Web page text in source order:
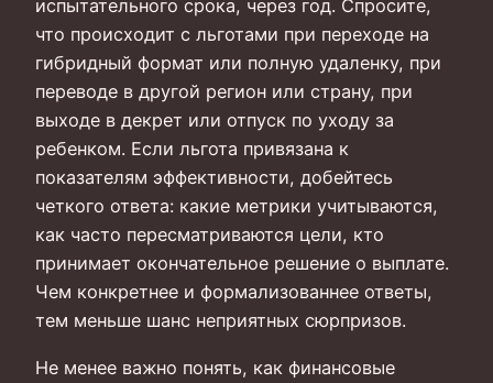
испытательного срока, через год. Спросите,
что происходит с льготами при переходе на
гибридный формат или полную удаленку, при
переводе в другой регион или страну, при
выходе в декрет или отпуск по уходу за
ребенком. Если льгота привязана к
показателям эффективности, добейтесь
четкого ответа: какие метрики учитываются,
как часто пересматриваются цели, кто
принимает окончательное решение о выплате.
Чем конкретнее и формализованнее ответы,
тем меньше шанс неприятных сюрпризов.
Не менее важно понять, как финансовые